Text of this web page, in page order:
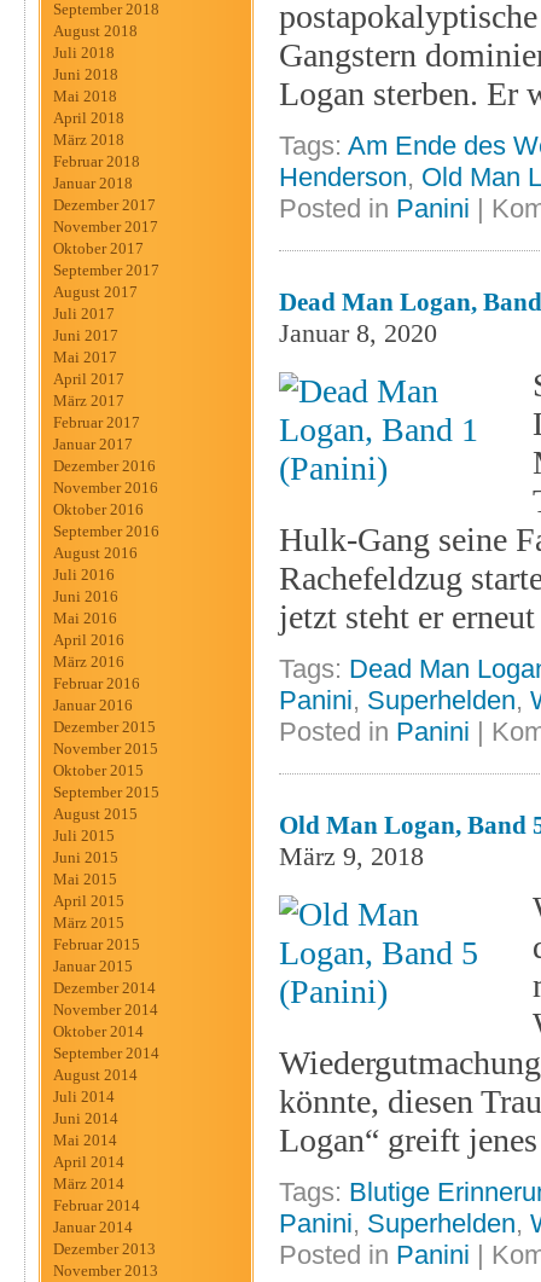
September 2018
August 2018
Juli 2018
Juni 2018
Mai 2018
April 2018
März 2018
Februar 2018
Januar 2018
Dezember 2017
November 2017
Oktober 2017
September 2017
August 2017
Juli 2017
Juni 2017
Mai 2017
April 2017
März 2017
Februar 2017
Januar 2017
Dezember 2016
November 2016
Oktober 2016
September 2016
August 2016
Juli 2016
Juni 2016
Mai 2016
April 2016
März 2016
Februar 2016
Januar 2016
Dezember 2015
November 2015
Oktober 2015
September 2015
August 2015
Juli 2015
Juni 2015
Mai 2015
April 2015
März 2015
Februar 2015
Januar 2015
Dezember 2014
November 2014
Oktober 2014
September 2014
August 2014
Juli 2014
Juni 2014
Mai 2014
April 2014
März 2014
Februar 2014
Januar 2014
Dezember 2013
November 2013
Gangstern
Logan sterben.
Tags: Am Ende des
Henderson, Old Man
Posted in Panini |
Dead Man Logan,
Januar 8, 2020
Hulk-Gang seine
Rachefeldzug
jetzt steht er
Tags: Dead Man
Panini, Superhelden,
Posted in Panini |
Old Man Logan, Band
März 9, 2018
könnte, diesen
Logan“ greift
Tags: Blutige
Panini, Superhelden,
Posted in Panini |